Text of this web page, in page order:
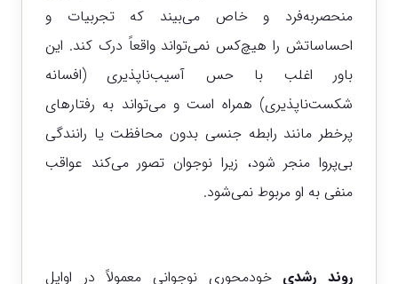
منحصربه‌فرد و خاص می‌بیند که تجربیات و
احساساتش را هیچ‌کس نمی‌تواند واقعاً درک کند. این
باور اغلب با حس آسیب‌ناپذیری (افسانه
شکست‌ناپذیری) همراه است و می‌تواند به رفتارهای
پرخطر مانند رابطه جنسی بدون محافظت یا رانندگی
بی‌پروا منجر شود، زیرا نوجوان تصور می‌کند عواقب
منفی به او مربوط نمی‌شود.
روند رشدی خودمحوری نوجوانی معمولاً در اوایل